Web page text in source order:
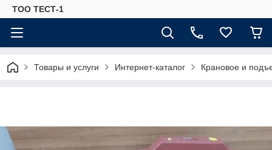
ТОО ТЕСТ-1
Товары и услуги Интернет-каталог Крановое и